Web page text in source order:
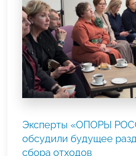
Эксперты «ОПОРЫ
обсудили будущее
сбора отходов